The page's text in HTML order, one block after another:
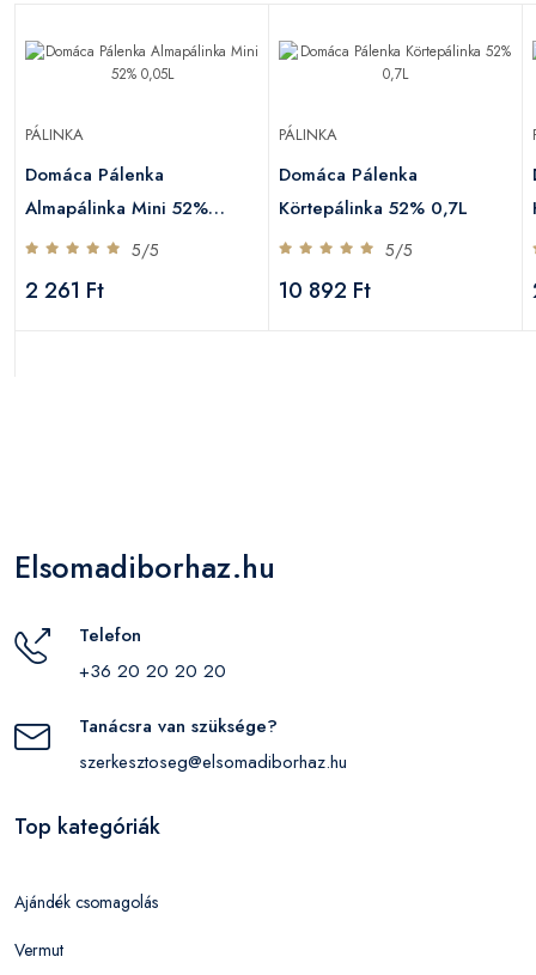
PÁLINKA
Domáca Pálenka
Almapálinka Mini 52%
0,05L
5/5
2 261 Ft
PÁLINKA
Domáca Pálenka
Körtepálinka 52% 0,7L
5/5
10 892 Ft
Elsomadiborhaz.hu
Telefon
+36 20 20 20 20
Tanácsra van szüksége?
szerkesztoseg@elsomadiborhaz.hu
Top kategóriák
Ajándék csomagolás
Vermut